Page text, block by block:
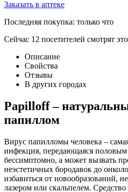
Заказать в аптеке
Последняя покупка: только что
Сейчас 12 посетителей смотрят
Описание
Свойства
Отзывы
В других городах
Papilloff –
папиллом
Вирус папилломы человека –
инфекция, передающаяся
бессимптомно, а может вызвать
неэстетичных бородавок до
избавиться от новообразований,
лазером или скальпелем.